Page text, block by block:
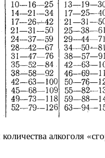
алкоголя